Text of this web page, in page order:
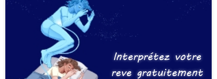
Interprétez votre
reve gratuitement